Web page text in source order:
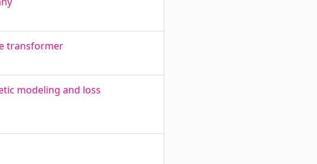
transformer
modeling and loss